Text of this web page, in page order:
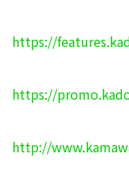
https://
https://
http://